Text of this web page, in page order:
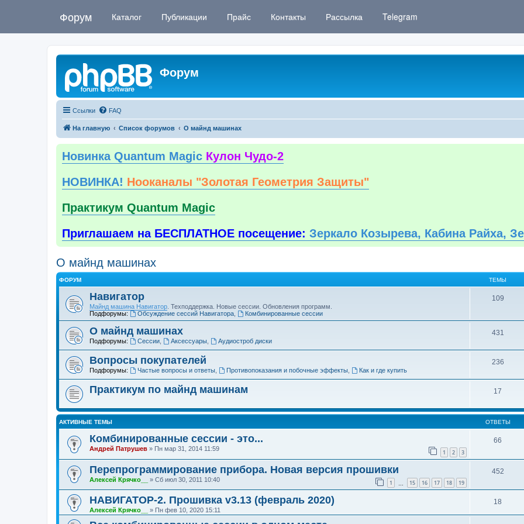
Форум Каталог Публикации Прайс Контакты Рассылка Telegram
Форум
Ссылки FAQ
На главную Список форумов О майнд машинах
Новинка Quantum Magic Кулон Чудо-2
НОВИНКА! Нооканалы "Золотая Геометрия Защиты"
Практикум Quantum Magic
Приглашаем на БЕСПЛАТНОЕ посещение: Зеркало Козырева, Кабина Райха,
О майнд машинах
ФОРУМ ТЕМЫ
Навигатор
Майнд машина Навигатор . Техподдержка. Новые сессии. Обновления программ.
Подфорумы:
Обсуждение сессий Навигатора, Комбинированные сессии
109
О майнд машинах
Подфорумы: Сессии, Аксессуары, Аудиостроб диски
431
Вопросы покупателей
Подфорумы: Частые вопросы и ответы, Противопоказания и побочные эффекты, Как и где купить
236
Практикум по майнд машинам 17
АКТИВНЫЕ ТЕМЫ ОТВЕТЫ
Комбинированные сессии - это...
Андрей Патрушев » Пн мар 31, 2014 11:59 1 2 3
66
Перепрограммирование прибора. Новая версия прошивки
Алексей Крячко__ » Сб июл 30, 2011 10:40 1 15 16 17 18 19
452
НАВИГАТОР-2. Прошивка v3.13 (февраль 2020)
Алексей Крячко__ » Пн фев 10, 2020 15:11
18